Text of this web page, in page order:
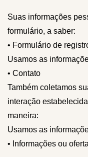
Suas informações
formulário, a saber:
• Formulário de
Usamos as
• Contato
Também coletamos
interação
maneira:
Usamos as
• Informações ou